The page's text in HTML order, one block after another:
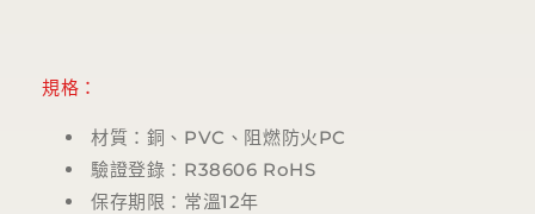
規格：
材質：銅、 PVC 、阻燃防火PC
驗證登錄： R38606 RoHS
保存期限：常溫12年